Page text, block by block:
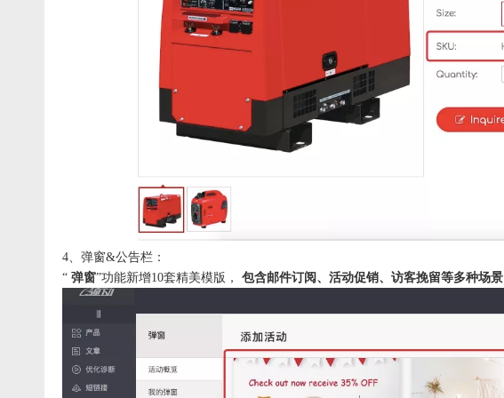
4、弹窗&公告栏：
“ 弹窗”功能新增10套精美模版， 包含邮件订阅、活动促销、访客挽留等多种场景